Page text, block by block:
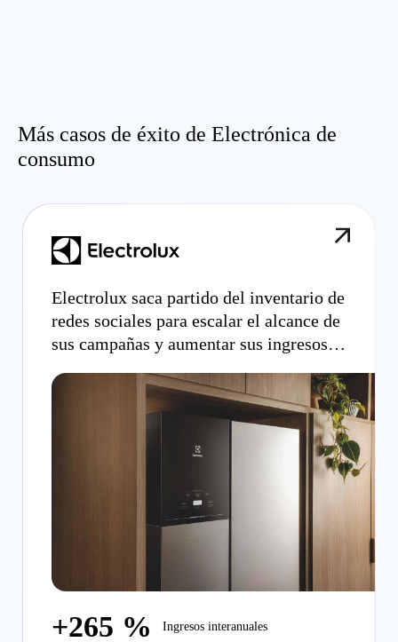
Más casos de éxito de Electrónica de
consumo
Electrolux saca partido del inventario de
redes sociales para escalar el alcance de
sus campañas y aumentar sus ingresos
+265 % Ingresos interanuales